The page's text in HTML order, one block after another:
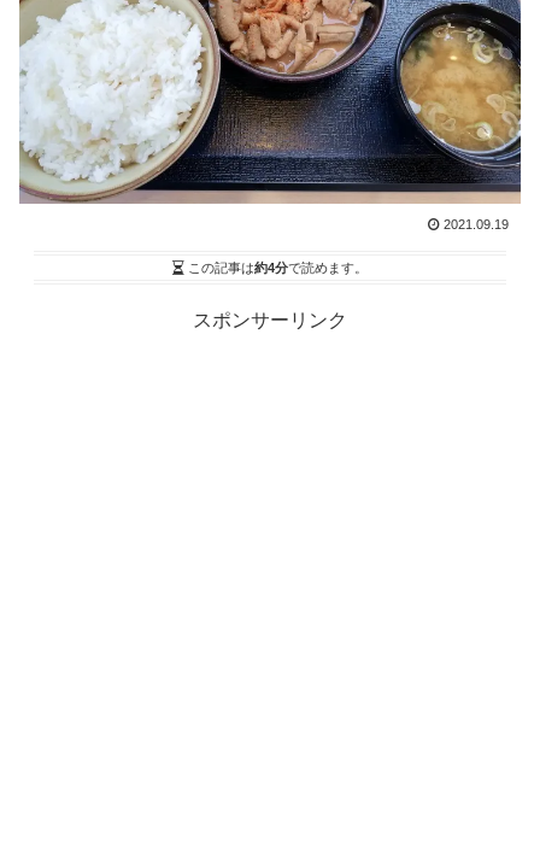
2021.09.19
この記事は約4分で読めます。
スポンサーリンク